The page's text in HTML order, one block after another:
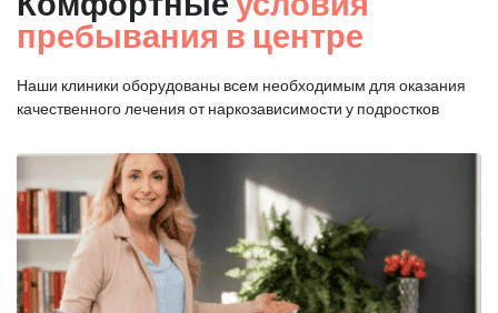
пребывания в центре
Наши клиники оборудованы всем необходимым для оказания
качественного лечения от наркозависимости у подростков